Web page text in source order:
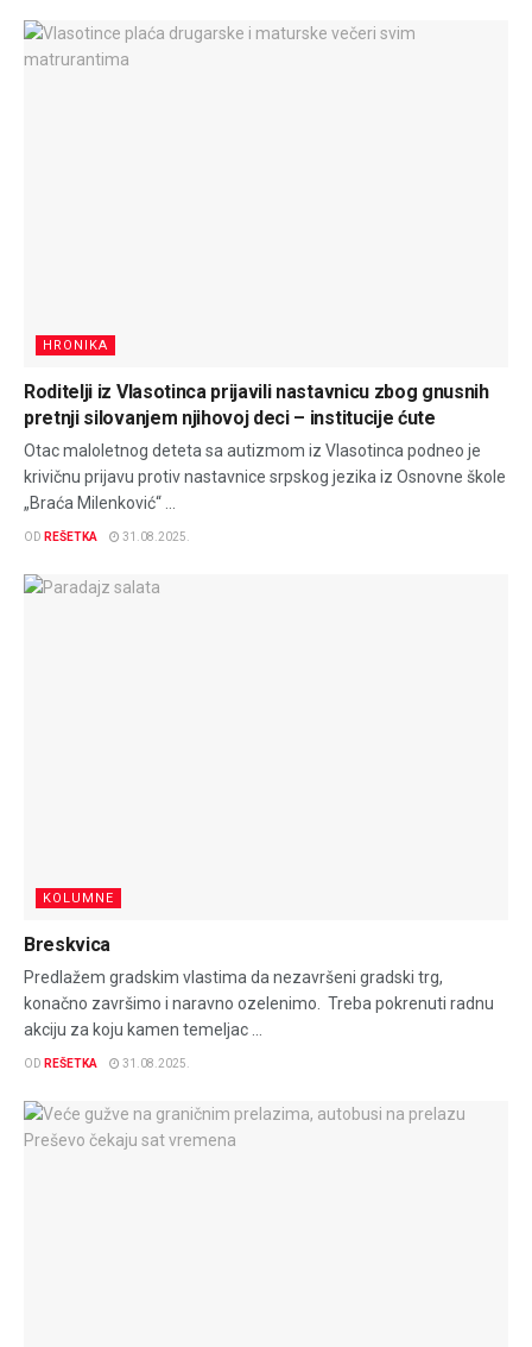
HRONIKA
Roditelji iz Vlasotinca prijavili nastavnicu zbog gnusnih
pretnji silovanjem njihovoj deci – institucije ćute
Otac maloletnog deteta sa autizmom iz Vlasotinca podneo je
krivičnu prijavu protiv nastavnice srpskog jezika iz Osnovne škole
„Braća Milenković“ ...
OD REŠETKA 31.08.2025.
KOLUMNE
Breskvica
Predlažem gradskim vlastima da nezavršeni gradski trg,
konačno završimo i naravno ozelenimo. Treba pokrenuti radnu
akciju za koju kamen temeljac ...
OD REŠETKA 31.08.2025.